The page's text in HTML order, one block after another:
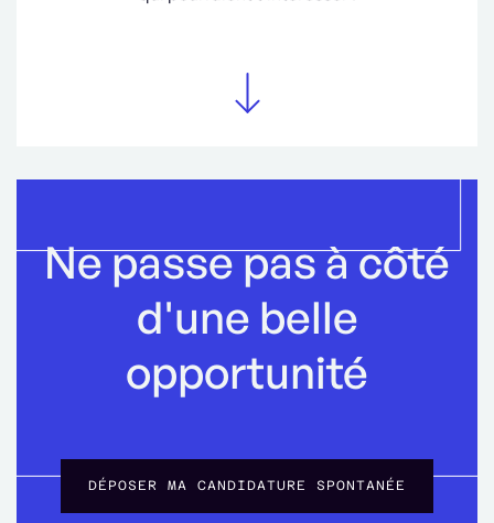
Ne passe pas à côté
d'une belle
opportunité
DÉPOSER MA CANDIDATURE SPONTANÉE